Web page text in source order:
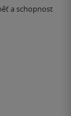
a schopnost